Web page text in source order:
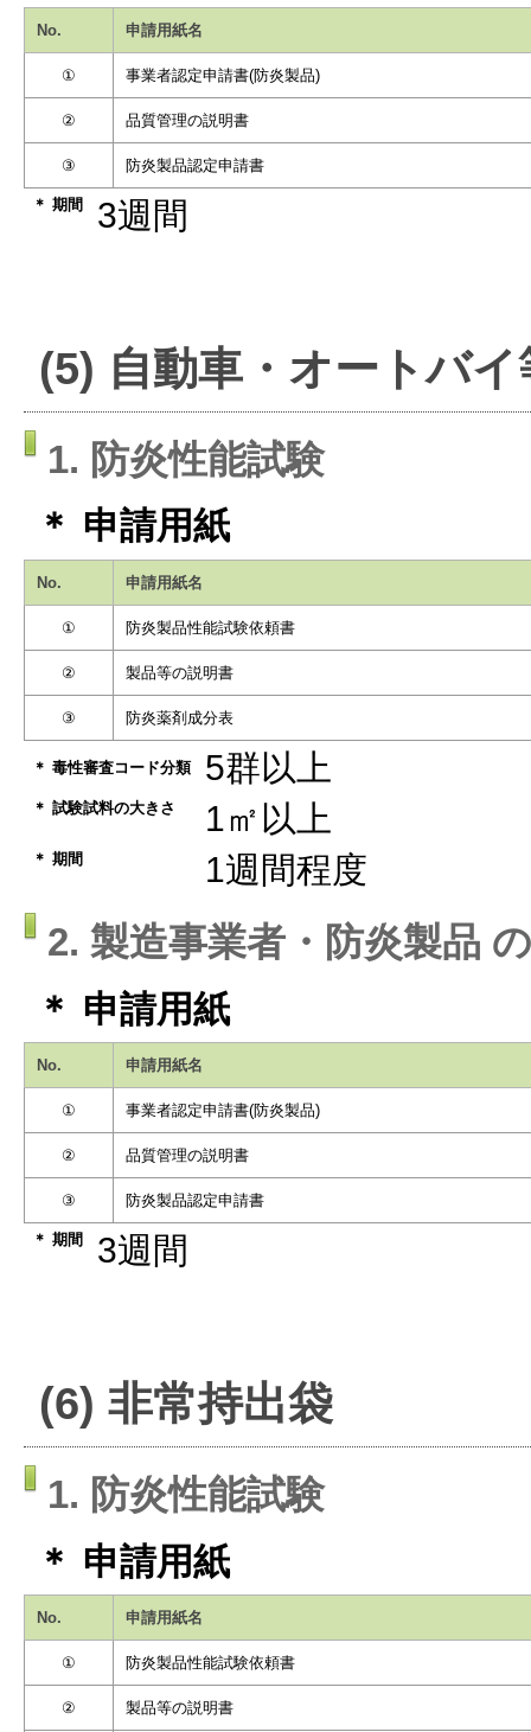
No. 申請用紙名
① 事業者認定申請書(防炎製品)
② 品質管理の説明書
③ 防炎製品認定申請書
＊ 期間 3週間
(5) 自動車・オートバ
1. 防炎性能試験
＊ 申請用紙
No. 申請用紙名
① 防炎製品性能試験依頼書
② 製品等の説明書
③ 防炎薬剤成分表
＊ 毒性審査コード分類 5群以上
＊ 試験試料の大きさ 1㎡以上
＊ 期間 1週間程度
2. 製造事業者・防炎製品
＊ 申請用紙
No. 申請用紙名
① 事業者認定申請書(防炎製品)
② 品質管理の説明書
③ 防炎製品認定申請書
＊ 期間 3週間
(6) 非常持出袋
1. 防炎性能試験
＊ 申請用紙
No. 申請用紙名
① 防炎製品性能試験依頼書
② 製品等の説明書